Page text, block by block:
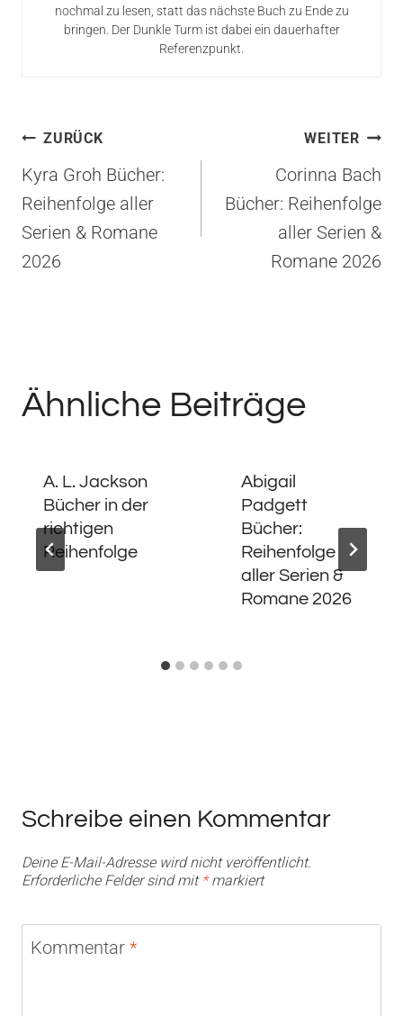
nochmal zu lesen, statt das nächste Buch zu Ende zu
bringen. Der Dunkle Turm ist dabei ein dauerhafter
Referenzpunkt.
Beitragsnavigation
ZURÜCK
Kyra Groh Bücher:
Reihenfolge aller
Serien & Romane
2026
WEITER
Corinna Bach
Bücher: Reihenfolge
aller Serien &
Romane 2026
Ähnliche Beiträge
A. L. Jackson
Bücher in der
richtigen
Reihenfolge
Abigail
Padgett
Bücher:
Reihenfolge
aller Serien &
Romane 2026
Schreibe einen Kommentar
Deine E-Mail-Adresse wird nicht veröffentlicht.
Erforderliche Felder sind mit *markiert
Kommentar *